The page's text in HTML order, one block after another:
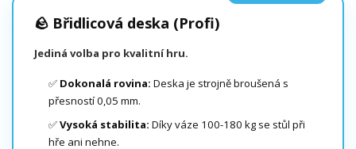
🪨 Břidlicová deska (Profi)
Jediná volba pro kvalitní hru.
✅ Dokonalá rovina: Deska je strojně broušená s
přesností 0,05 mm.
✅Vysoká stabilita: Díky váze 100-180 kg se stůl při
hře ani nehne.